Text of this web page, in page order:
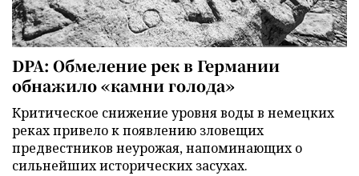
DPA: Обмеление рек в Германии
обнажило «камни голода»
Критическое снижение уровня воды в немецких
реках привело к появлению зловещих
предвестников неурожая, напоминающих о
сильнейших исторических засухах.